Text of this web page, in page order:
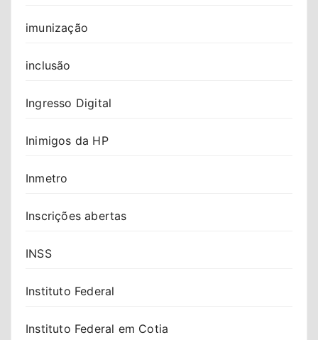
imunização
inclusão
Ingresso Digital
Inimigos da HP
Inmetro
Inscrições abertas
INSS
Instituto Federal
Instituto Federal em Cotia